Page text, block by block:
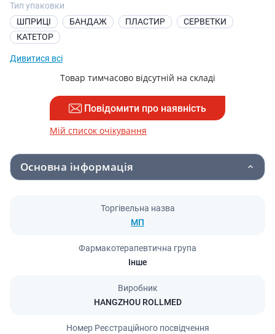
Тип упаковки
ШПРИЦІ
БАНДАЖ ПЛАСТИР
СЕРВЕТКИ
КАТЕТОР
Дивитися всі
Товар тимчасово відсутній на складі
Повідомити про наявність
Мій список очікування
Основна інформація
Торгівельна назва
МП
Фармакотерапевтична група
Інше
Виробник
HANGZHOU ROLLMED
Номер Реєстраційного посвідчення